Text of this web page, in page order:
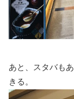
あと、スタバも
きる。